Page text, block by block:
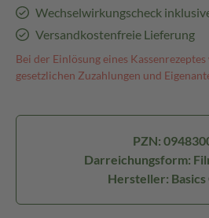
Wechselwirkungscheck
Versandkostenfreie Lieferung
Bei der Einlösung eines
gesetzlichen Zuzahlungen und
PZN:
Darreichungsform:
Hersteller: Basics